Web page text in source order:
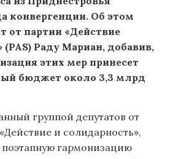
конвергенции. Об этом
от партии «Действие
(PAS) Раду Мариан, добавив,
этих мер принесет
бюджет около 3,3 млрд
группой депутатов от
и солидарность»,
поэтапную гармонизацию